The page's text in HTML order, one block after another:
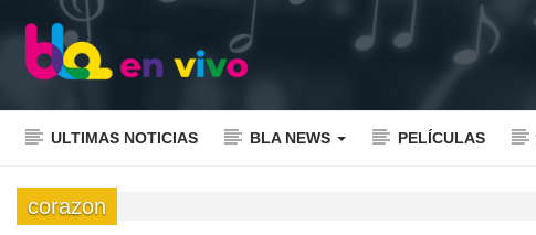
ULTIMAS NOTICIAS BLA NEWS PELÍCULAS
corazon